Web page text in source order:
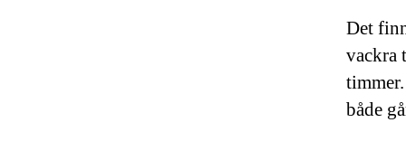
Det
vackra
både